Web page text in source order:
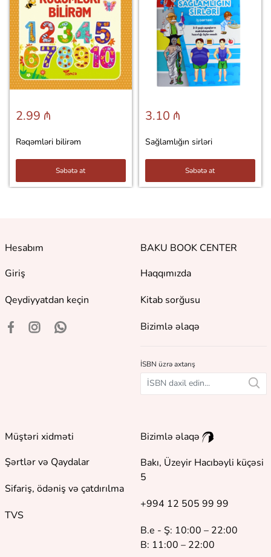
2.99 ₼
Rəqəmləri bilirəm
Səbətə at
3.10 ₼
Sağlamlığın sirləri
Səbətə at
Hesabım
Giriş
Qeydiyyatdan keçin
BAKU BOOK CENTER
Haqqımızda
Kitab sorğusu
Bizimlə əlaqə
İSBN üzrə axtarış
Müştəri xidməti
Şərtlər və Qaydalar
Sifariş, ödəniş və çatdırılma
TVS
Bizimlə əlaqə
Bakı, Üzeyir Hacıbəyli küçəsi
5
+994 12 505 99 99
B.e - Ş: 10:00 – 22:00
B: 11:00 – 22:00